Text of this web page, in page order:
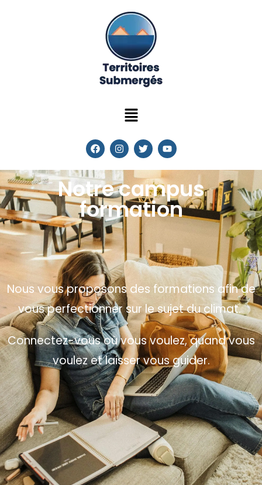
Notre campus
formation
Nous vous proposons des formations afin de
vous perfectionner sur le sujet du climat.
Connectez-vous où vous voulez, quand vous
voulez et laisser vous guider.